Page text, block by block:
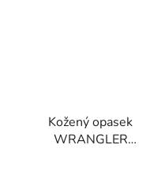
Kožený opasek
WRANGLER